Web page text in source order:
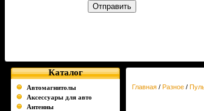
Каталог
Автомагнитолы
Аксессуары для авто
Антенны
Главная / Разное /